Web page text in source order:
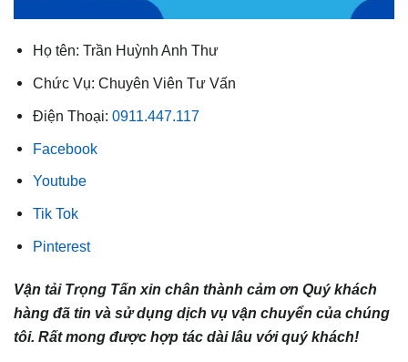
Họ tên: Trần Huỳnh Anh Thư
Chức Vụ: Chuyên Viên Tư Vấn
Điện Thoại:0911.447.117
Facebook
Youtube
Tik Tok
Pinterest
Vận tải Trọng Tấn xin chân thành cảm ơn Quý khách
hàng đã tin và sử dụng dịch vụ vận chuyển của chúng
tôi. Rất mong được hợp tác dài lâu với quý khách!